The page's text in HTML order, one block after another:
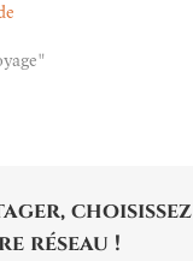
choisissez
réseau !